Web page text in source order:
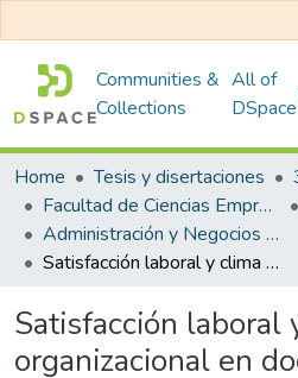
Communities &
Collections
All of
DSpace
Home Tesis y disertaciones
Facultad de Ciencias Empresariales
Administración y Negocios Internacionales
Satisfacción laboral y clima organizacional en docentes de instituciones educativas adventistas de la ciudad de Juliaca, 2019
Satisfacción laboral
organizacional en